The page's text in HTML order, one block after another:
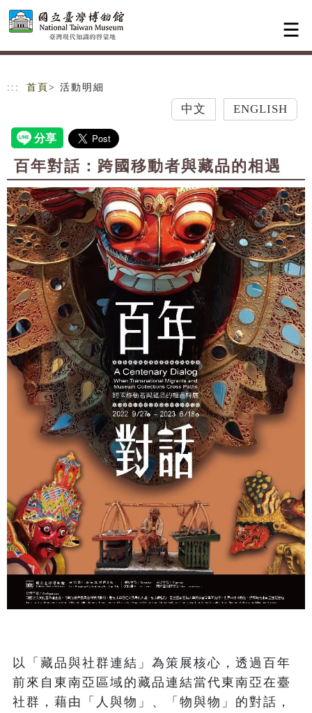
跳到主要內容
網站導覽
::: 首頁 > 活動明細
中文 ENGLISH
百年對話：跨國移動者與藏品的相遇
以「藏品與社群連結」為策展核心，透過百年
前來自東南亞區域的藏品連結當代東南亞在臺
社群，藉由「人與物」、「物與物」的對話，